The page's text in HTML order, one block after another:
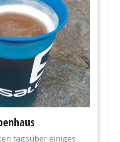
tagsüber einiges